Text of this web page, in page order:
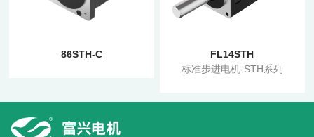
86STH-C
FL14STH
标准步进电机-STH系列